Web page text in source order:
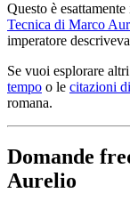
Questo è
Tecnica di Marco
imperatore
Se vuoi esplorare
tempo o le citazioni
romana.
Domande
Aurelio